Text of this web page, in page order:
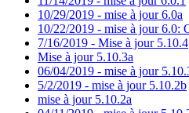
10/29/2019 - mise à jour 6.0a
10/22/2019 - mise à jour 6.0:
7/16/2019 - Mise à jour 5.10.4
Mise à jour 5.10.3a
06/04/2019 - mise à jour
5/2/2019 - mise à jour 5.10.2b
mise à jour 5.10.2a